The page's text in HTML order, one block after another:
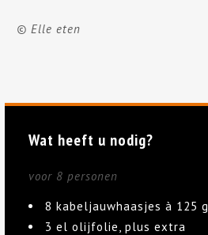
© Elle eten
Wat heeft u nodig?
voor 8 personen
8 kabeljauwhaasjes à 125 g
3 el olijfolie, plus extra